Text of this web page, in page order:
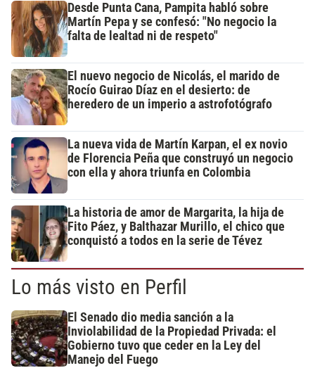
Desde Punta Cana, Pampita habló sobre
Martín Pepa y se confesó: "No negocio la
falta de lealtad ni de respeto"
El nuevo negocio de Nicolás, el marido de
Rocío Guirao Díaz en el desierto: de
heredero de un imperio a astrofotógrafo
La nueva vida de Martín Karpan, el ex novio
de Florencia Peña que construyó un negocio
con ella y ahora triunfa en Colombia
La historia de amor de Margarita, la hija de
Fito Páez, y Balthazar Murillo, el chico que
conquistó a todos en la serie de Tévez
Lo más visto en Perfil
El Senado dio media sanción a la
Inviolabilidad de la Propiedad Privada: el
Gobierno tuvo que ceder en la Ley del
Manejo del Fuego